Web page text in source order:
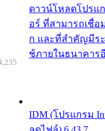
ดาวน์โหลดโปรแ
อร์ ที่สามารถเชื่อ
ก และที่สำคัญมีร
ช้ภายในธนาคาร
IDM (โปรแกรม